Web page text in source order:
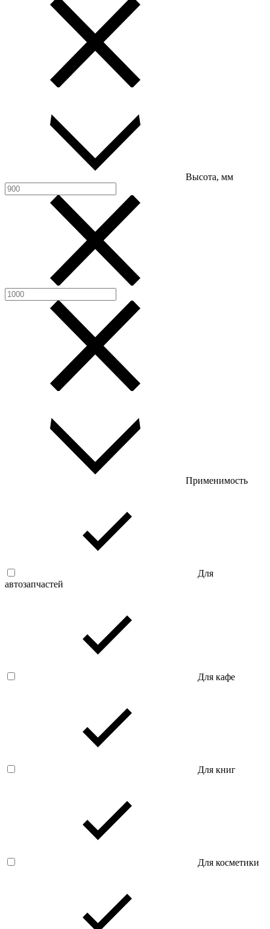
Высота, мм
Применимость
Для
автозапчастей
Для кафе
Для книг
Для косметики